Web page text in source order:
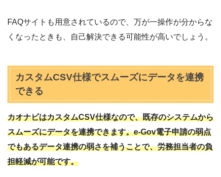
FAQサイトも用意されているので、万が一操作が分からな
くなったときも、自己解決できる可能性が高いでしょう。
カスタムCSV仕様でスムーズにデータを連携
できる
カオナビはカスタムCSV仕様なので、既存のシステムから
スムーズにデータを連携できます。e-Gov電子申請の弱点
でもあるデータ連携の弱さを補うことで、労務担当者の負
担軽減が可能です。